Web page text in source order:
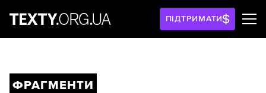
ПІДТРИМАТИ
ФРАГМЕНТИ